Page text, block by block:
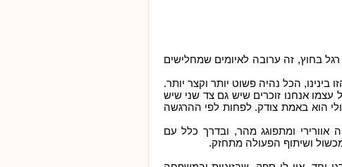
בחוץ, זה ערובה לאיומים שמחלישים
הכל נהיה פשוט יותר וקצר יותר.
אנחנו זוכרים שיש גם צד שני שיש
הוא באמת צודק. לפחות לפי ההרגשה
ומתפוגג מהר, ובדרך כלל עם
ושיתוף הפעולה מתחזק.